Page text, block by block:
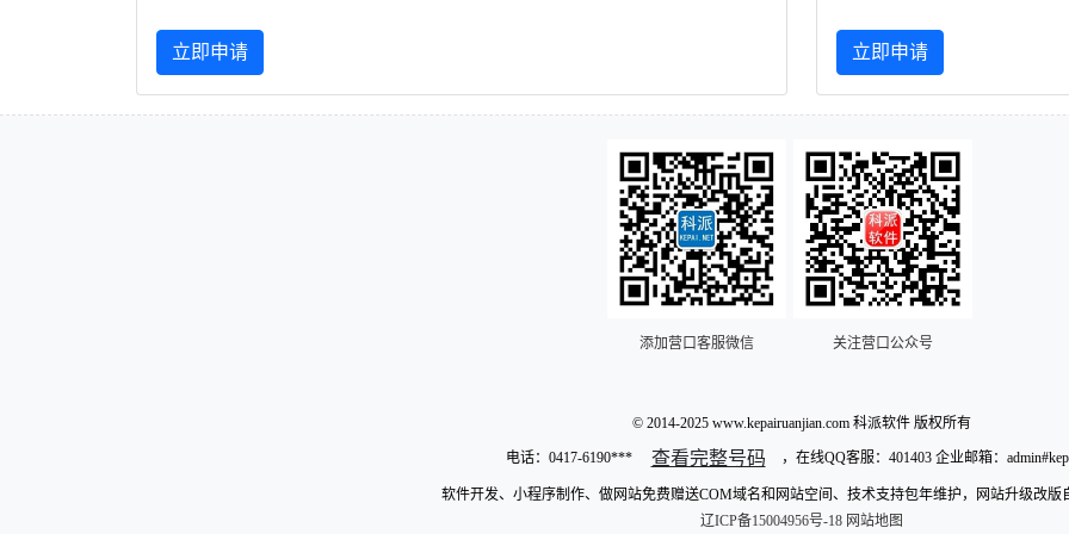
立即申请 立即申请
添加营口客服微信 关注营口公众号
© 2014-2025 www.kepairuanjian.com 科派软件 版权所有
电话： 0417-6190*** 查看完整号码 ，在线QQ客服：401403 企业邮箱：
软件开发、小程序制作、做网站免费赠送COM域名和网站空间、技术支持包年维护，网站升级改版
辽ICP备15004956号-18 网站地图